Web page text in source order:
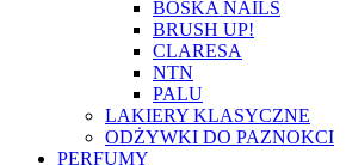
BOSKA NAILS
BRUSH UP!
CLARESA
NTN
PALU
LAKIERY KLASYCZNE
ODŻYWKI DO PAZNOKCI
PERFUMY